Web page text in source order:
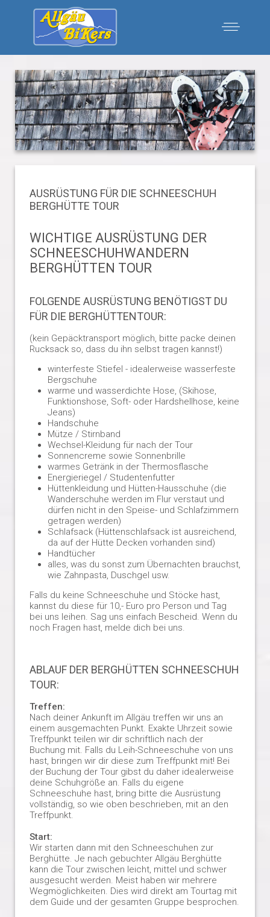
AUSRÜSTUNG FÜR DIE SCHNEESCHUH
BERGHÜTTE TOUR
WICHTIGE AUSRÜSTUNG DER
SCHNEESCHUHWANDERN
BERGHÜTTEN TOUR
FOLGENDE AUSRÜSTUNG BENÖTIGST DU
FÜR DIE BERGHÜTTENTOUR:
(kein Gepäcktransport möglich, bitte packe deinen
Rucksack so, dass du ihn selbst tragen kannst!)
winterfeste Stiefel - idealerweise wasserfeste
Bergschuhe
warme und wasserdichte Hose, (Skihose,
Funktionshose, Soft- oder Hardshellhose, keine
Jeans)
Handschuhe
Mütze / Stirnband
Wechsel-Kleidung für nach der Tour
Sonnencreme sowie Sonnenbrille
warmes Getränk in der Thermosflasche
Energieriegel / Studentenfutter
Hüttenkleidung und Hütten-Hausschuhe (die
Wanderschuhe werden im Flur verstaut und
dürfen nicht in den Speise- und Schlafzimmern
getragen werden)
Schlafsack (Hüttenschlafsack ist ausreichend,
da auf der Hütte Decken vorhanden sind)
Handtücher
alles, was du sonst zum Übernachten brauchst,
wie Zahnpasta, Duschgel usw.
Falls du keine Schneeschuhe und Stöcke hast,
kannst du diese für 10,- Euro pro Person und Tag
bei uns leihen. Sag uns einfach Bescheid. Wenn du
noch Fragen hast, melde dich bei uns.
ABLAUF DER BERGHÜTTEN SCHNEESCHUH
TOUR:
Treffen:
Nach deiner Ankunft im Allgäu treffen wir uns an
einem ausgemachten Punkt. Exakte Uhrzeit sowie
Treffpunkt teilen wir dir schriftlich nach der
Buchung mit. Falls du Leih-Schneeschuhe von uns
hast, bringen wir dir diese zum Treffpunkt mit! Bei
der Buchung der Tour gibst du daher idealerweise
deine Schuhgröße an. Falls du eigene
Schneeschuhe hast, bring bitte die Ausrüstung
vollständig, so wie oben beschrieben, mit an den
Treffpunkt.
Start:
Wir starten dann mit den Schneeschuhen zur
Berghütte. Je nach gebuchter Allgäu Berghütte
kann die Tour zwischen leicht, mittel und schwer
ausgesucht werden. Meist haben wir mehrere
Wegmöglichkeiten. Dies wird direkt am Tourtag mit
dem Guide und der gesamten Gruppe besprochen.